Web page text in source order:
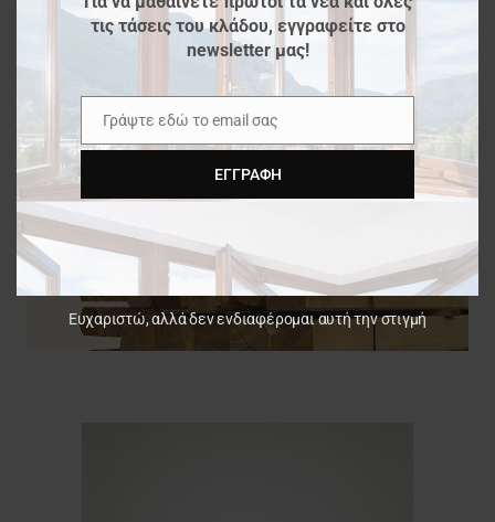
τις τάσεις του κλάδου, εγγραφείτε στο
newsletter μας!
Email
Γράψτε εδώ το email σας
ΕΓΓΡΑΦΉ
Ευχαριστώ, αλλά δεν ενδιαφέρομαι αυτή την στιγμή